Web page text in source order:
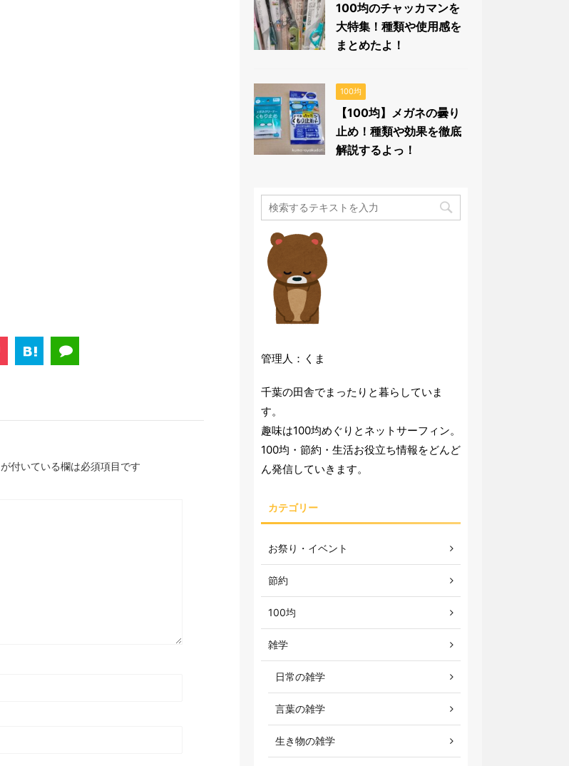
が付いている欄は必須項目です
100均のチャッカマンを
大特集！種類や使用感を
まとめたよ！
100均
【100均】メガネの曇り
止め！種類や効果を徹底
解説するよっ！
管理人：くま
千葉の田舎でまったりと暮らしていま
す。
趣味は100均めぐりとネットサーフィン。
100均・節約・生活お役立ち情報をどんど
ん発信していきます。
カテゴリー
お祭り・イベント
節約
100均
雑学
日常の雑学
言葉の雑学
生き物の雑学